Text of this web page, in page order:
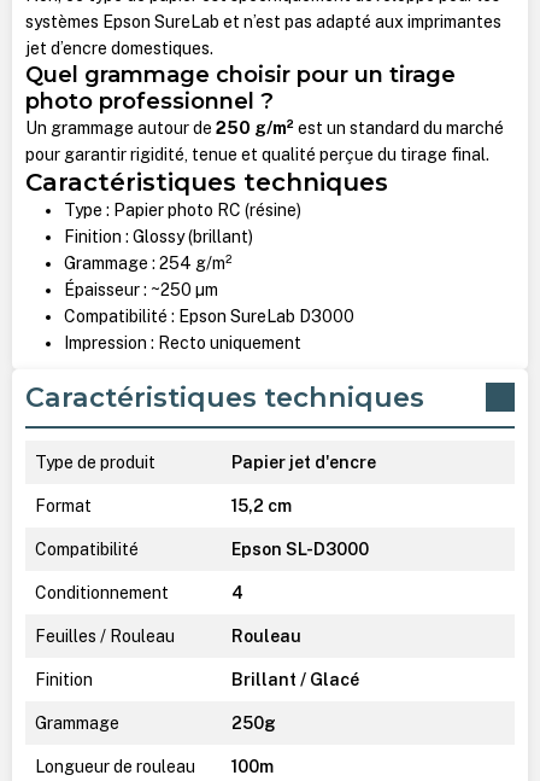
systèmes Epson SureLab et n’est pas adapté aux imprimantes
jet d’encre domestiques.
Quel grammage choisir pour un tirage
photo professionnel ?
Un grammage autour de 250 g/m²est un standard du marché
pour garantir rigidité, tenue et qualité perçue du tirage final.
Caractéristiques techniques
Type : Papier photo RC (résine)
Finition : Glossy (brillant)
Grammage : 254 g/m²
Épaisseur : ~250 µm
Compatibilité : Epson SureLab D3000
Impression : Recto uniquement
Caractéristiques techniques
Type de produit Papier jet d'encre
Format 15,2 cm
Compatibilité Epson SL-D3000
Conditionnement 4
Feuilles / Rouleau Rouleau
Finition Brillant / Glacé
Grammage 250g
Longueur de rouleau 100m